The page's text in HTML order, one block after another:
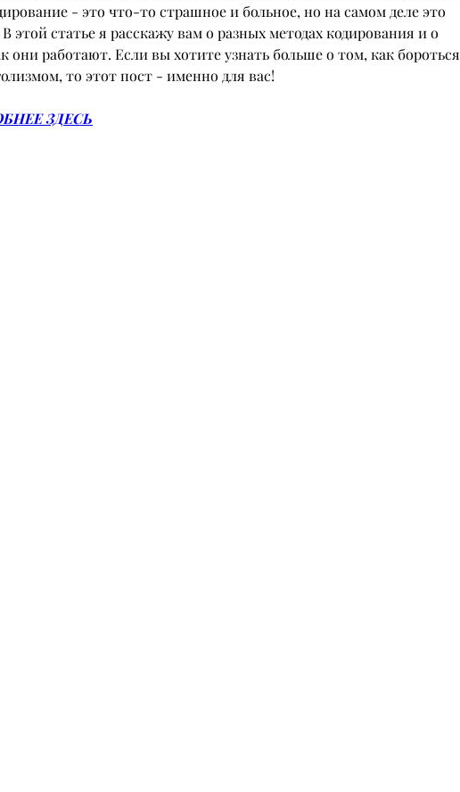
- это что-то страшное и больное, но на самом деле это
этой статье я расскажу вам о разных методах кодирования и о
они работают. Если вы хотите узнать больше о том, как бороться
то этот пост - именно для вас!
ЗДЕСЬ